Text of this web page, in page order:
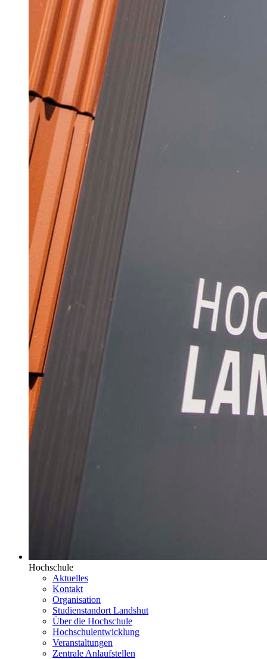
Hochschule
Aktuelles
Kontakt
Organisation
Studienstandort Landshut
Über die Hochschule
Hochschulentwicklung
Veranstaltungen
Zentrale Anlaufstellen